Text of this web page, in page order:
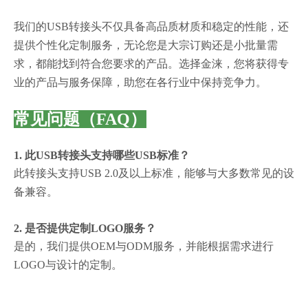
我们的USB转接头不仅具备高品质材质和稳定的性能，还
提供个性化定制服务，无论您是大宗订购还是小批量需
求，都能找到符合您要求的产品。选择金涞，您将获得专
业的产品与服务保障，助您在各行业中保持竞争力。
常见问题（FAQ）
1. 此USB转接头支持哪些USB标准？
此转接头支持USB 2.0及以上标准，能够与大多数常见的设
备兼容。
2. 是否提供定制LOGO服务？
是的，我们提供OEM与ODM服务，并能根据需求进行
LOGO与设计的定制。